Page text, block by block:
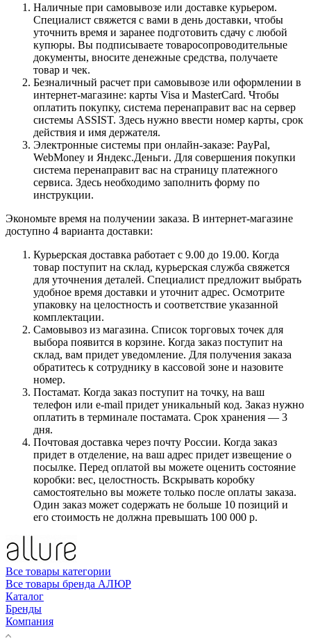
Наличные при самовывозе или доставке курьером.
Специалист свяжется с вами в день доставки, чтобы
уточнить время и заранее подготовить сдачу с любой
купюры. Вы подписываете товаросопроводительные
документы, вносите денежные средства, получаете
товар и чек.
Безналичный расчет при самовывозе или оформлении в
интернет-магазине: карты Visa и MasterCard. Чтобы
оплатить покупку, система перенаправит вас на сервер
системы ASSIST. Здесь нужно ввести номер карты, срок
действия и имя держателя.
Электронные системы при онлайн-заказе: PayPal,
WebMoney и Яндекс.Деньги. Для совершения покупки
система перенаправит вас на страницу платежного
сервиса. Здесь необходимо заполнить форму по
инструкции.
Экономьте время на получении заказа. В интернет-магазине
доступно 4 варианта доставки:
Курьерская доставка работает с 9.00 до 19.00. Когда
товар поступит на склад, курьерская служба свяжется
для уточнения деталей. Специалист предложит выбрать
удобное время доставки и уточнит адрес. Осмотрите
упаковку на целостность и соответствие указанной
комплектации.
Самовывоз из магазина. Список торговых точек для
выбора появится в корзине. Когда заказ поступит на
склад, вам придет уведомление. Для получения заказа
обратитесь к сотруднику в кассовой зоне и назовите
номер.
Постамат. Когда заказ поступит на точку, на ваш
телефон или e-mail придет уникальный код. Заказ нужно
оплатить в терминале постамата. Срок хранения — 3
дня.
Почтовая доставка через почту России. Когда заказ
придет в отделение, на ваш адрес придет извещение о
посылке. Перед оплатой вы можете оценить состояние
коробки: вес, целостность. Вскрывать коробку
самостоятельно вы можете только после оплаты заказа.
Один заказ может содержать не больше 10 позиций и
его стоимость не должна превышать 100 000 р.
Все товары категории
Все товары бренда АЛЮР
Каталог
Бренды
Компания